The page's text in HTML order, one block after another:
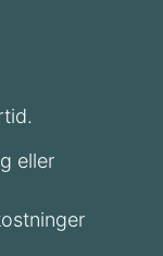
eller